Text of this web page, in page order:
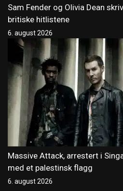
Sam Fender og Olivia Dean
britiske hitlistene
6. august 2026
Massive Attack, arrestert i
med et palestinsk flagg
6. august 2026